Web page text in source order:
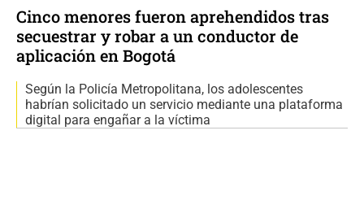
Cinco menores fueron aprehendidos tras
secuestrar y robar a un conductor de
aplicación en Bogotá
Según la Policía Metropolitana, los adolescentes
habrían solicitado un servicio mediante una plataforma
digital para engañar a la víctima